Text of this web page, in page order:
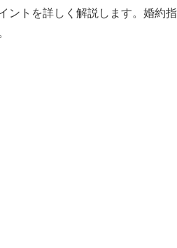
ントを詳しく解説します。婚約指